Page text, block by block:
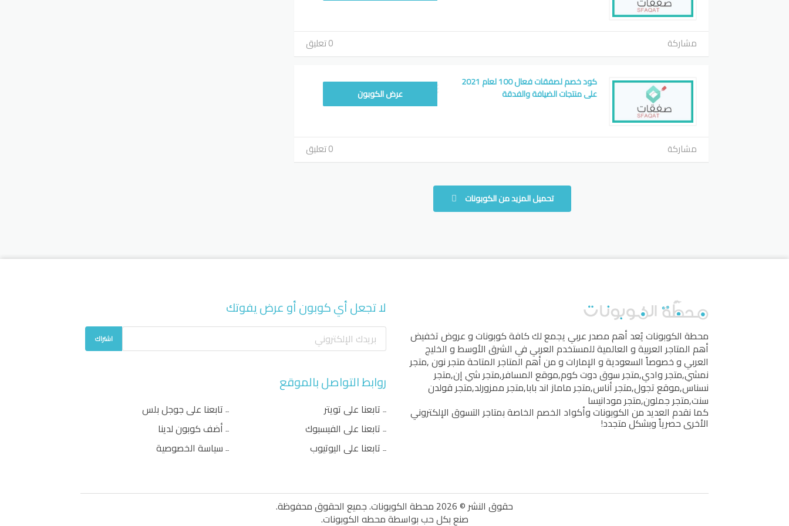
مشاركة 0 تعليق
كود خصم لصفقات فعال 100 لعام 2021
على منتجات الضيافة والفدقة
عرض الكوبون
مشاركة 0 تعليق
تحميل المزيد من الكوبونات
محطة الكوبوناتيُعد أهم مصدر عربي يجمع لك كافة كوبونات و عروض تخفيض
أهم المتاجر العربية و العالمية للمستخدم العربي في الشرق الأوسط و الخليج
العربي و خصوصاً السعودية و الإمارات و من أهم المتاجر المتاحةمتجر نون,متجر
نمشي,متجر وادي,متجر سوق دوت كوم,موقع المسافر,متجر شي إن,متجر
نسناس,موقع تجول,متجر أناس,متجر ماماز اند بابا,متجر ممزورلد,متجر قولدن
سنت,متجر جملون,متجر مودانيسا
كما نقدم العديد من الكوبونات وأكواد الخصم الخاصة بمتاجر التسوق الإلكتروني
الأخرى حصرياً وبشكل متجدد!
لا تجعل أي كوبون أو عرض يفوتك
اشتراك
روابط التواصل بالموقع
تابعنا على تويتر
تابعنا على الفيسبوك
تابعنا على اليوتيوب
تابعنا على جوجل بلس
أضف كوبون لدينا
سياسة الخصوصية
حقوق النشر © 2026 محطة الكوبونات. جميع الحقوق محفوظة.
صنع بكل حب بواسطةمحطه الكوبونات.